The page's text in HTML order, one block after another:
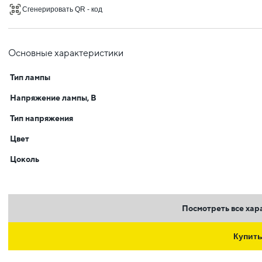
Сгенерировать QR - код
Основные характеристики
Тип лампы
Напряжение лампы, В
Тип напряжения
Цвет
Цоколь
Посмотреть все
Купить